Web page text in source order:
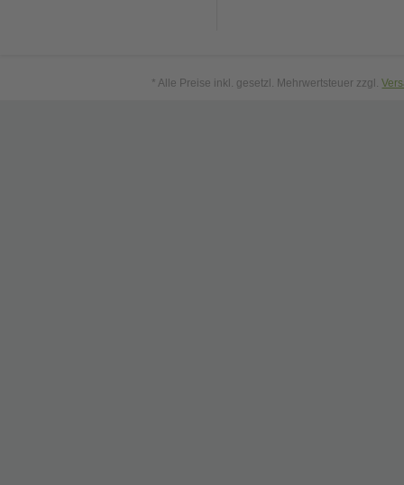
* Alle Preise inkl. gesetzl. Mehrwertsteuer zzgl.